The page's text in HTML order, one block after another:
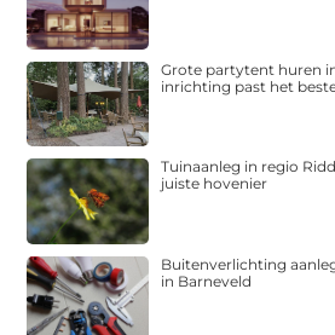
Grote partytent huren
inrichting past het
Tuinaanleg in regio
juiste hovenier
Buitenverlichting
in Barneveld